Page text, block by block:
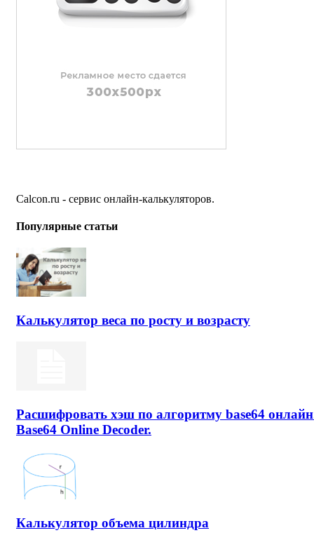
Calcon.ru - сервис онлайн-калькуляторов.
Популярные статьи
Калькулятор веса по росту и возрасту
Расшифровать хэш по алгоритму base64
Base64 Online Decoder.
Калькулятор объема цилиндра